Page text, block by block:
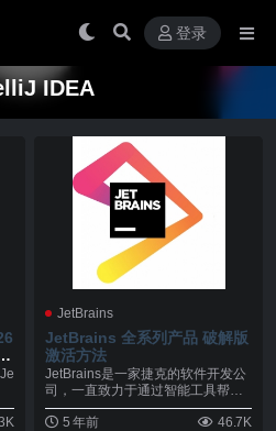
登录
IDEA
JetBrains
JetBrains 全系列产品 破解版
激活方法
JetBrains是一家捷克的软件开发公
司，一直致力于通过智能工具帮助
软件开发人...
5 年前
46.7K